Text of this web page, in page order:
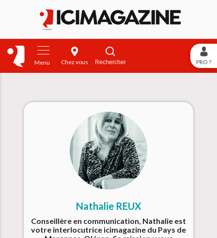
Menu Chez vous Rechercher PRO ?
Nathalie REUX
Conseillère en communication, Nathalie est
votre interlocutrice icimagazine du Pays de